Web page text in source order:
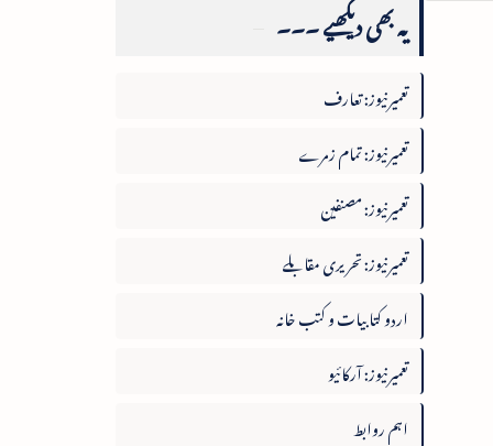
یہ بھی دیکھیے ۔۔۔
تعمیرنیوز: تعارف
تعمیرنیوز: تمام زمرے
تعمیرنیوز: مصنفین
تعمیرنیوز: تحریری مقابلے
اردو کتابیات و کتب خانہ
تعمیرنیوز: آرکائیو
اہم روابط